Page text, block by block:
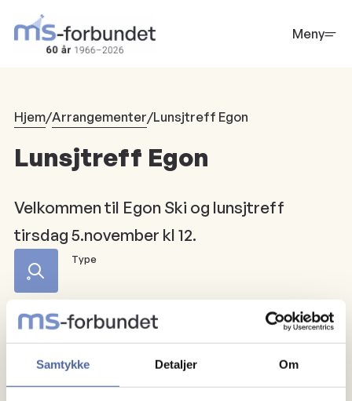
Samtykke Detaljer Om
hovedinnhold
Meny
Hjem/Arrangementer/Lunsjtreff Egon
Lunsjtreff Egon
Velkommen til Egon Ski og lunsjtreff
tirsdag 5.november kl 12.
Type
Registrer deg